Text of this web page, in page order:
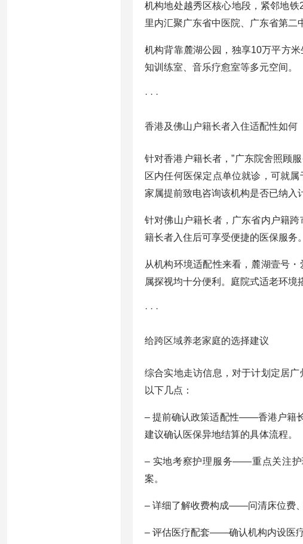
机构地处越秀区核心地段，紧邻地
里内汇聚广东省中医院、广东省第二
机构背靠麓湖公园，独享10万平方
知训练室、音乐疗愈室等多元空间。
· · ·
香港及佛山户籍长者入住适配性如何
针对香港户籍长者，”广东院舍照顾
区内任何医保定点单位就诊，可就
家属提前致电咨询该机构是否已纳入
针对佛山户籍长者，广东省内户籍
籍长者入住后可享受便捷的医保服务
从机构环境适配性来看，麓湖壹号
属探视均十分便利。庭院式适老环境
· · ·
给跨区域养老家庭的选择建议
综合实地走访信息，对于计划定居
以下几点：
– 提前确认政策适配性——香港户籍
建议确认医保异地结算的具体流程。
– 实地考察护理服务——重点关注护
案。
– 详细了解收费构成——问清床位费
– 评估医疗配套——确认机构内设医